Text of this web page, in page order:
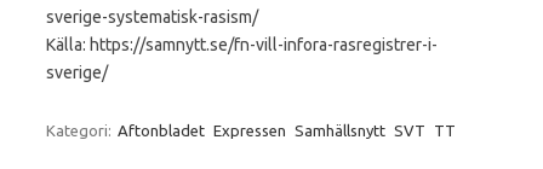
sverige-systematisk-rasism/
Källa: https://samnytt.se/fn-vill-infora-rasregistrer-i-
sverige/
Kategori: Aftonbladet Expressen Samhällsnytt SVT TT